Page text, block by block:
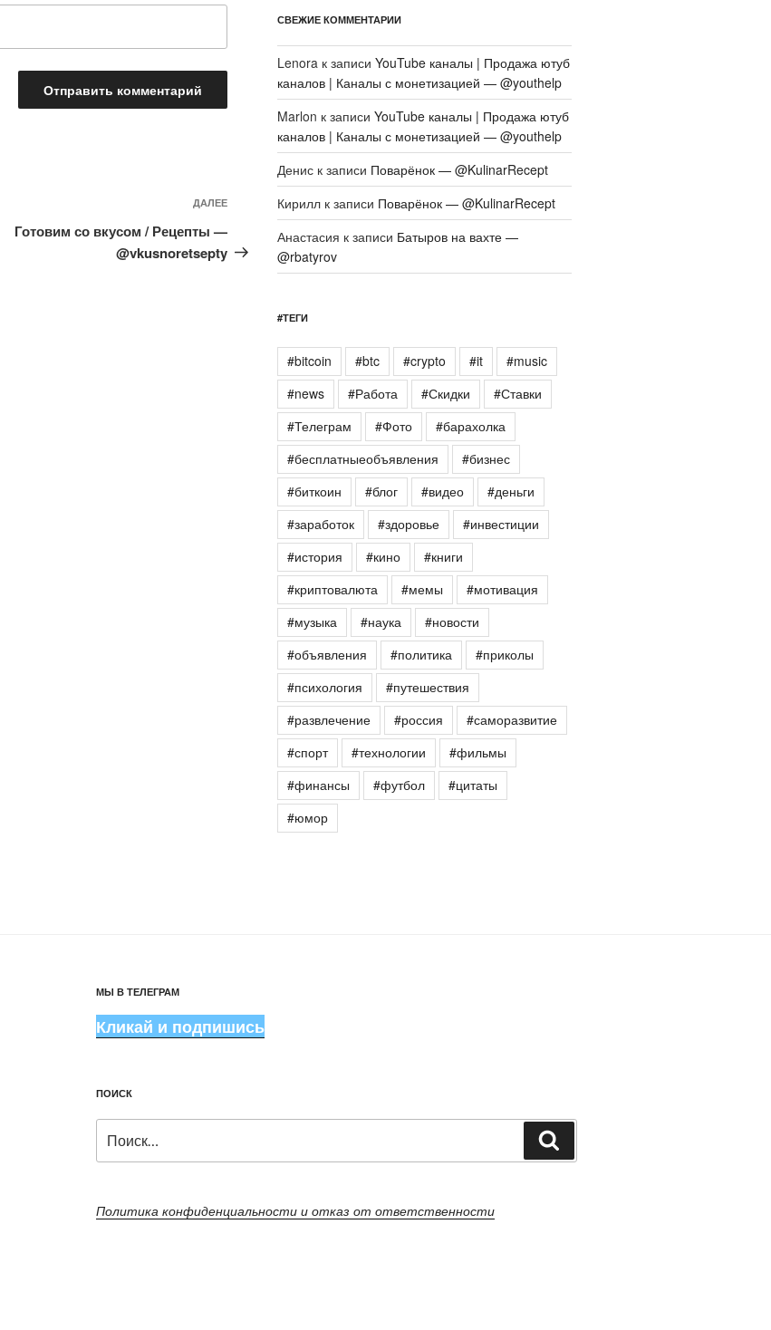
Следующая
запись
ДАЛЕЕ
Готовим со вкусом / Рецепты —
@vkusnoretsepty
СВЕЖИЕ КОММЕНТАРИИ
Lenoraк записи YouTube каналы | Продажа ютуб
каналов | Каналы с монетизацией — @youthelp
Marlon к записи YouTube каналы | Продажа ютуб
каналов | Каналы с монетизацией — @youthelp
Дениск записи Поварёнок — @KulinarRecept
Кириллк записи Поварёнок — @KulinarRecept
Анастасия к записи Батыров на вахте —
@rbatyrov
#ТЕГИ
#bitcoin #btc #crypto #it
#music
#news
#Работа #Скидки
#Ставки
#Телеграм
#Фото
#барахолка
#бесплатныеобъявления
#бизнес
#биткоин
#блог #видео
#деньги
#заработок
#здоровье
#инвестиции
#история
#кино
#книги
#криптовалюта
#мемы
#мотивация
#музыка
#наука
#новости
#объявления
#политика
#приколы
#психология
#путешествия
#развлечение
#россия
#саморазвитие
#спорт
#технологии
#фильмы
#финансы
#футбол
#цитаты
#юмор
МЫ В ТЕЛЕГРАМ
Кликай и подпишись
ПОИСК
Политика конфиденциальности и отказ от ответственности